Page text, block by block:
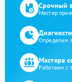
Срочный
Мастер
Определим
Мастера
Работаем с